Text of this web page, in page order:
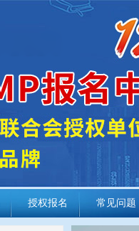
授权报名 常见问题